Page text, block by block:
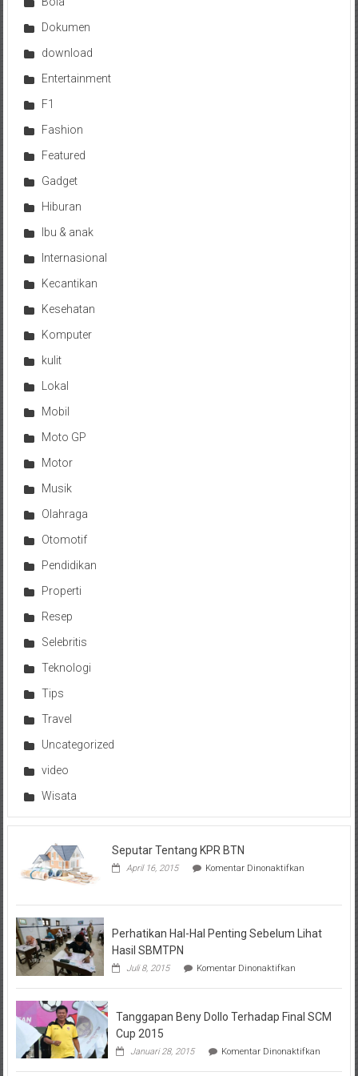
Dokumen
download
Entertainment
F1
Fashion
Featured
Gadget
Hiburan
Ibu & anak
Internasional
Kecantikan
Kesehatan
Komputer
kulit
Lokal
Mobil
Moto GP
Motor
Musik
Olahraga
Otomotif
Pendidikan
Properti
Resep
Selebritis
Teknologi
Tips
Travel
Uncategorized
video
Wisata
Seputar Tentang KPR BTN
April 16, 2015 Komentar Dinonaktifkanpada
KPR
Perhatikan Hal-Hal Penting Sebelum Lihat
Hasil SBMTPN
Juli 8, 2015 Komentar Dinonaktifkanpada
Hal-
Penting
Hasil
Tanggapan Beny Dollo Terhadap Final SCM
Cup 2015
Januari 28, 2015 Komentar Dinonaktifkanpada
Beny